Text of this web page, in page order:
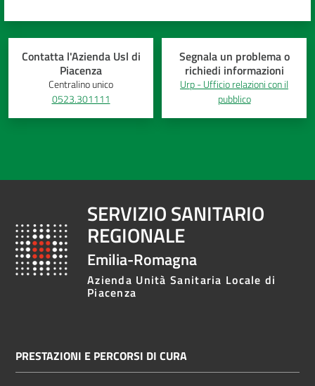
Contatta l'Azienda Usl di
Piacenza
Centralino unico
0523.301111
Segnala un problema o
richiedi informazioni
Urp - Ufficio relazioni con il
pubblico
SERVIZIO SANITARIO
REGIONALE
Emilia-Romagna
Azienda Unità Sanitaria Locale di
Piacenza
PRESTAZIONI E PERCORSI DI CURA